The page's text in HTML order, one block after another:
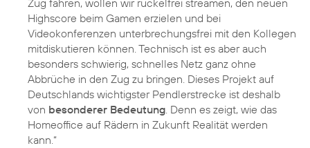
Zug fahren, wollen wir ruckelfrei streamen, den neuen
Highscore beim Gamen erzielen und bei
Videokonferenzen unterbrechungsfrei mit den Kollegen
mitdiskutieren können. Technisch ist es aber auch
besonders schwierig, schnelles Netz ganz ohne
Abbrüche in den Zug zu bringen. Dieses Projekt auf
Deutschlands wichtigster Pendlerstrecke ist deshalb
von besonderer Bedeutung. Denn es zeigt, wie das
Homeoffice auf Rädern in Zukunft Realität werden
kann.“